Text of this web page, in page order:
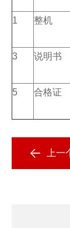
1 整机
3 说明书
5 合格证
上一